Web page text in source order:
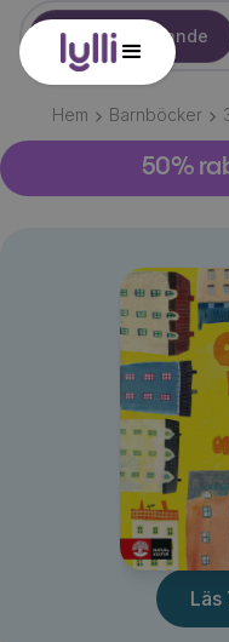
Starta erbjudande
Hem Barnböcker
50%
Läs